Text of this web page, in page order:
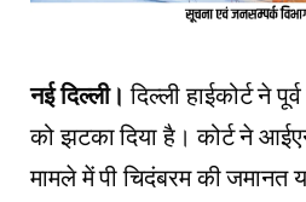
नई दिल्ली। दिल्ली हाईकोर्ट ने
को झटका दिया है। कोर्ट ने
मामले में पी चिदंबरम की जमानत